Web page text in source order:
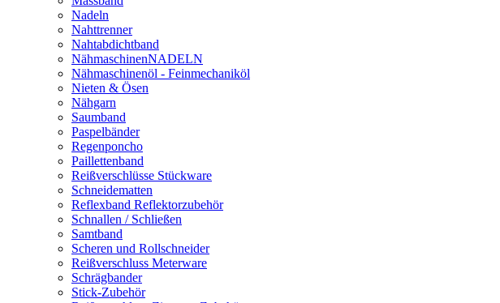
Nadeln
Nahttrenner
Nahtabdichtband
NähmaschinenNADELN
Nähmaschinenöl - Feinmechaniköl
Nieten & Ösen
Nähgarn
Saumband
Paspelbänder
Regenponcho
Paillettenband
Reißverschlüsse Stückware
Schneidematten
Reflexband Reflektorzubehör
Schnallen / Schließen
Samtband
Scheren und Rollschneider
Reißverschluss Meterware
Schrägbander
Stick-Zubehör